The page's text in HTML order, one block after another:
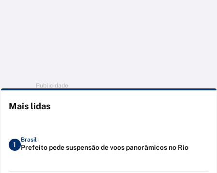
Publicidade
Mais lidas
1
Brasil
Prefeito pede suspensão de voos panorâmicos no Rio